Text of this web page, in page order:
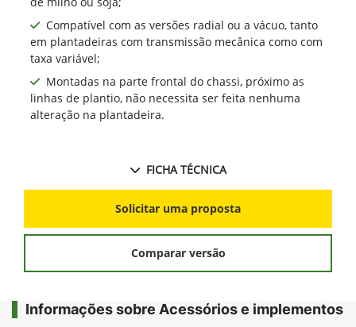
Compatível com as versões radial ou a vácuo, tanto
em plantadeiras com transmissão mecânica como com
taxa variável;
Montadas na parte frontal do chassi, próximo as
linhas de plantio, não necessita ser feita nenhuma
alteração na plantadeira.
FICHA TÉCNICA
Solicitar uma proposta
Comparar versão
Informações sobre Acessórios e implementos